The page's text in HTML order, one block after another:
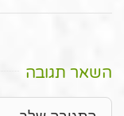
השאר תגובה